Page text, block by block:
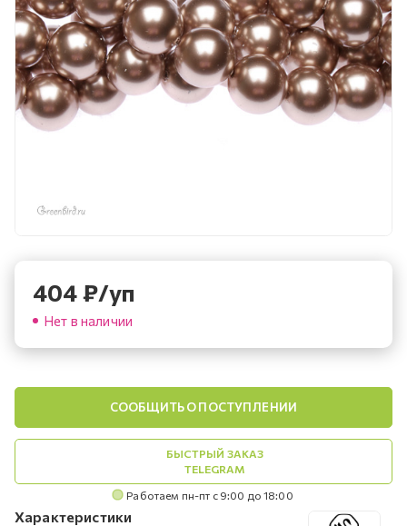
404₽/уп
Нет в наличии
СООБЩИТЬ О ПОСТУПЛЕНИИ
БЫСТРЫЙ ЗАКАЗ
TELEGRAM
Работаем пн-пт с 9:00 до 18:00
Характеристики